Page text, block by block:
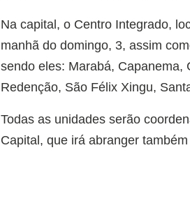
Na capital, o Centro Integrado,
manhã do domingo, 3, assim
sendo eles: Marabá, Capanema,
Redenção, São Félix Xingu,
Todas as unidades serão
Capital, que irá abranger